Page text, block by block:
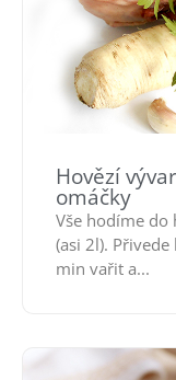
Hovězí
omáčky
Vše hodíme do
(asi 2l).
min vařit a...